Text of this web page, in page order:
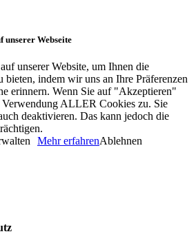
unserer Webseite
unserer Website, um Ihnen die
bieten, indem wir uns an Ihre Präferenzen
erinnern. Wenn Sie auf "Akzeptieren"
ALLER Cookies zu. Sie
deaktivieren. Das kann jedoch die
Mehr erfahrenAblehnen